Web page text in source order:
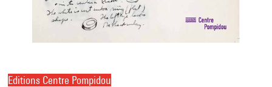
Editions Centre Pompidou